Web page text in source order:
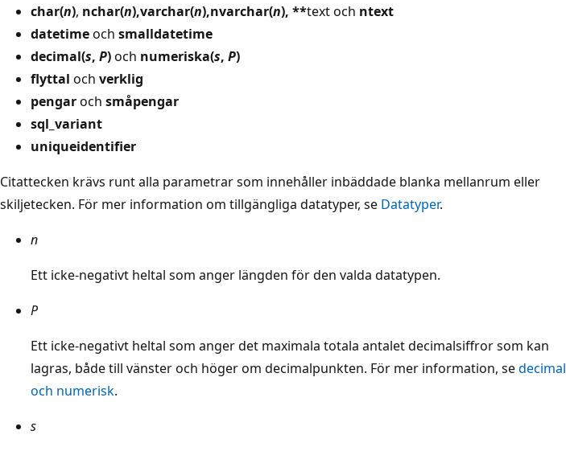
char(n), nchar(n),varchar(n),nvarchar(n), **text och ntext
datetimeoch smalldatetime
decimal(s, P)och numeriska(s, P)
flyttal och verklig
pengaroch småpengar
sql_variant
uniqueidentifier
Citattecken krävs runt alla parametrar som innehåller inbäddade blanka mellanrum eller
skiljetecken. För mer information om tillgängliga datatyper, se Datatyper.
n
Ett icke-negativt heltal som anger längden för den valda datatypen.
P
Ett icke-negativt heltal som anger det maximala totala antalet decimalsiffror som kan
lagras, både till vänster och höger om decimalpunkten. För mer information, sedecimal
och numerisk.
s